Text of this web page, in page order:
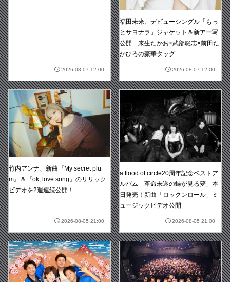
2026-08-07 12:00
福田未来、デビューシングル「もっ
とサヨナラ」ジャケット＆新アー写
公開 来生たかお×武部聡志×前田た
かひろの豪華タッグ
2026-08-07 12:00
竹内アンナ、新曲『My secret plu
m』＆『ok, love song』のリリック
ビデオを2週連続公開！
2026-08-05 21:00
a flood of circle20周年記念ベストア
ルバム「革命未遂の蝶が見る夢」本
日発売！新曲「ロックンロール」ミ
ュージックビデオ公開
2026-08-05 21:00